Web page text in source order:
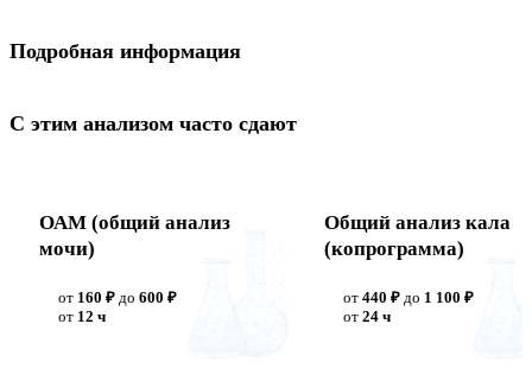
Подробная информация
С этим анализом часто сдают
ОАМ (общий анализ
мочи)
от 160 ₽ до 600 ₽
от 12 ч
Общий анализ кала
(копрограмма)
от 440 ₽ до 1 100 ₽
от 24 ч